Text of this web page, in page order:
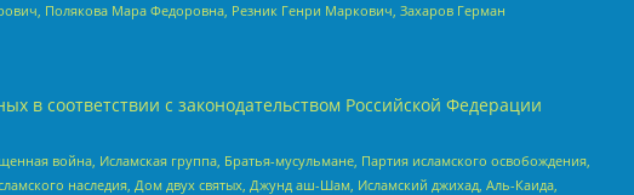
Полякова Мара Федоровна, Резник Генри Маркович, Захаров Герман
соответствии с законодательством Российской Федерации
война, Исламская группа, Братья-мусульмане, Партия исламского освобождения,
наследия, Дом двух святых, Джунд аш-Шам, Исламский джихад, Аль-Каида,